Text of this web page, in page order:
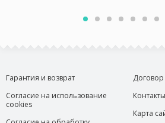
Гарантия и возврат
Согласие на использование
cookies
Контакты
Карта